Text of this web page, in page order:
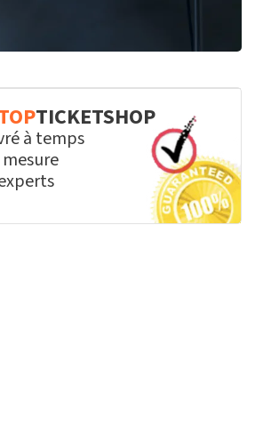
TICKETSHOP
à temps